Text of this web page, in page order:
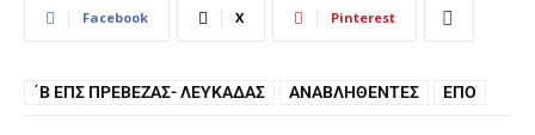
Facebook X Pinterest
΄Β ΕΠΣ ΠΡΈΒΕΖΑΣ- ΛΕΥΚΆΔΑΣ ΑΝΑΒΛΗΘΈΝΤΕΣ ΕΠΟ